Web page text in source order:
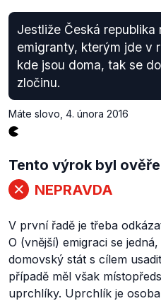
Jestliže Česká republika
emigranty, kterým jde v
kde jsou doma, tak se
zločinu.
Máte slovo 4. února 2016
Tento výrok byl
NEPRAVDA
V první řadě je třeba
O (vnější) emigraci se
domovský stát s cílem
případě měl však
uprchlíky. Uprchlík je